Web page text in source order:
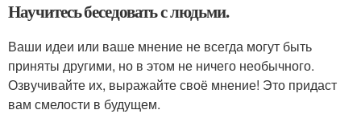
Научитесь беседовать с людьми.
Ваши идеи или ваше мнение не всегда могут быть
приняты другими, но в этом не ничего необычного.
Озвучивайте их, выражайте своё мнение! Это придаст
вам смелости в будущем.